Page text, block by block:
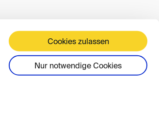
Cookies zulassen
Nur notwendige Cookies
DATENSCHUTZ FAQ